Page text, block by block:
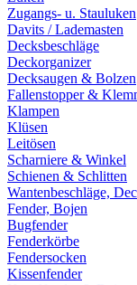
Zugangs- u. Stauluken
Davits / Lademasten
Decksbeschläge
Deckorganizer
Decksaugen & Bolzen
Fallenstopper &
Klampen
Klüsen
Leitösen
Scharniere & Winkel
Schienen & Schlitten
Wantenbeschläge,
Fender, Bojen
Bugfender
Fenderkörbe
Fendersocken
Kissenfender